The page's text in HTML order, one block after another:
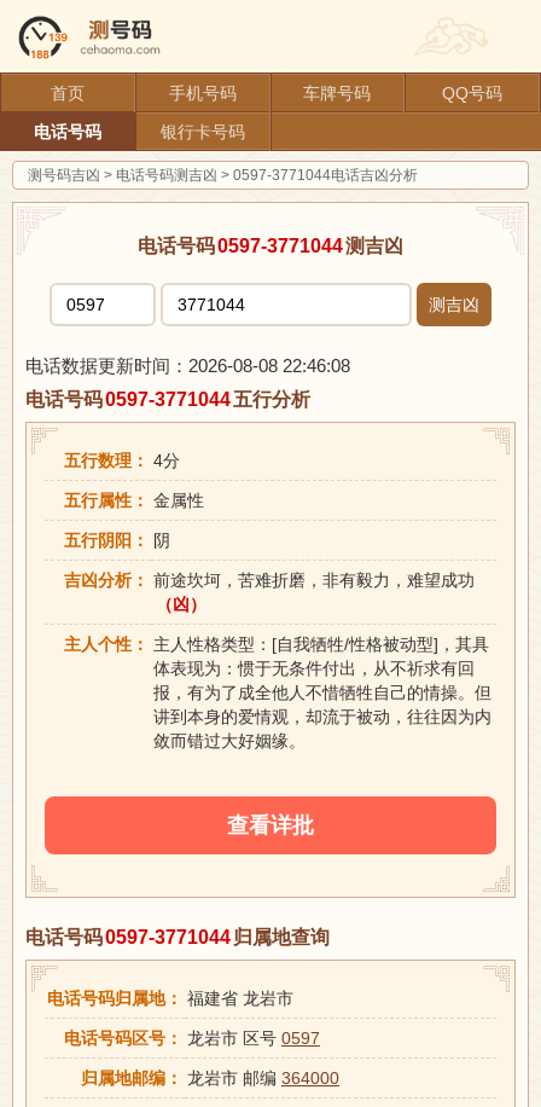
首页 手机号码 车牌号码
QQ号码
电话号码
银行卡号码
测号码吉凶 > 电话号码测吉凶 > 0597-3771044电话吉凶分析
电话号码0597-3771044测吉凶
测吉凶
电话数据更新时间：2026-08-08 22:46:08
电话号码0597-3771044五行分析
五行数理： 4分
五行属性： 金属性
五行阴阳： 阴
吉凶分析： 前途坎坷，苦难折磨，非有毅力，难望成功
（凶）
主人个性：
主人性格类型：[自我牺牲/性格被动型]，其具
体表现为：惯于无条件付出，从不祈求有回
报，有为了成全他人不惜牺牲自己的情操。但
讲到本身的爱情观，却流于被动，往往因为内
敛而错过大好姻缘。
查看详批
电话号码0597-3771044归属地查询
电话号码归属地： 福建省 龙岩市
电话号码区号： 龙岩市 区号 0597
归属地邮编： 龙岩市 邮编 364000